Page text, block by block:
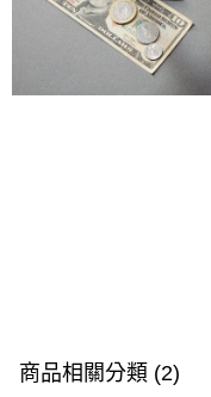
商品相關分類 (2)